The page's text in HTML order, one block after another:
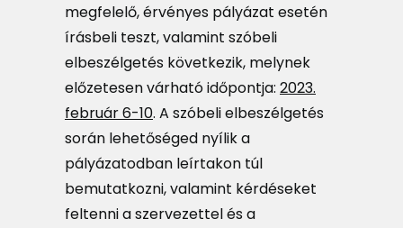
megfelelő, érvényes pályázat esetén
írásbeli teszt, valamint szóbeli
elbeszélgetés következik, melynek
előzetesen várható időpontja: 2023.
február 6-10. A szóbeli elbeszélgetés
során lehetőséged nyílik a
pályázatodban leírtakon túl
bemutatkozni, valamint kérdéseket
feltenni a szervezettel és a